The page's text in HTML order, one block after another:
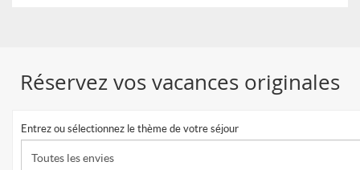
Réservez vos vacances originales
Entrez ou sélectionnez le thème de votre séjour
Toutes les envies